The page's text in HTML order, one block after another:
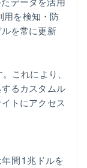
用を検知・防
を常に更新
これにより、
るカスタムル
トにアクセス
間 1 兆ドルを